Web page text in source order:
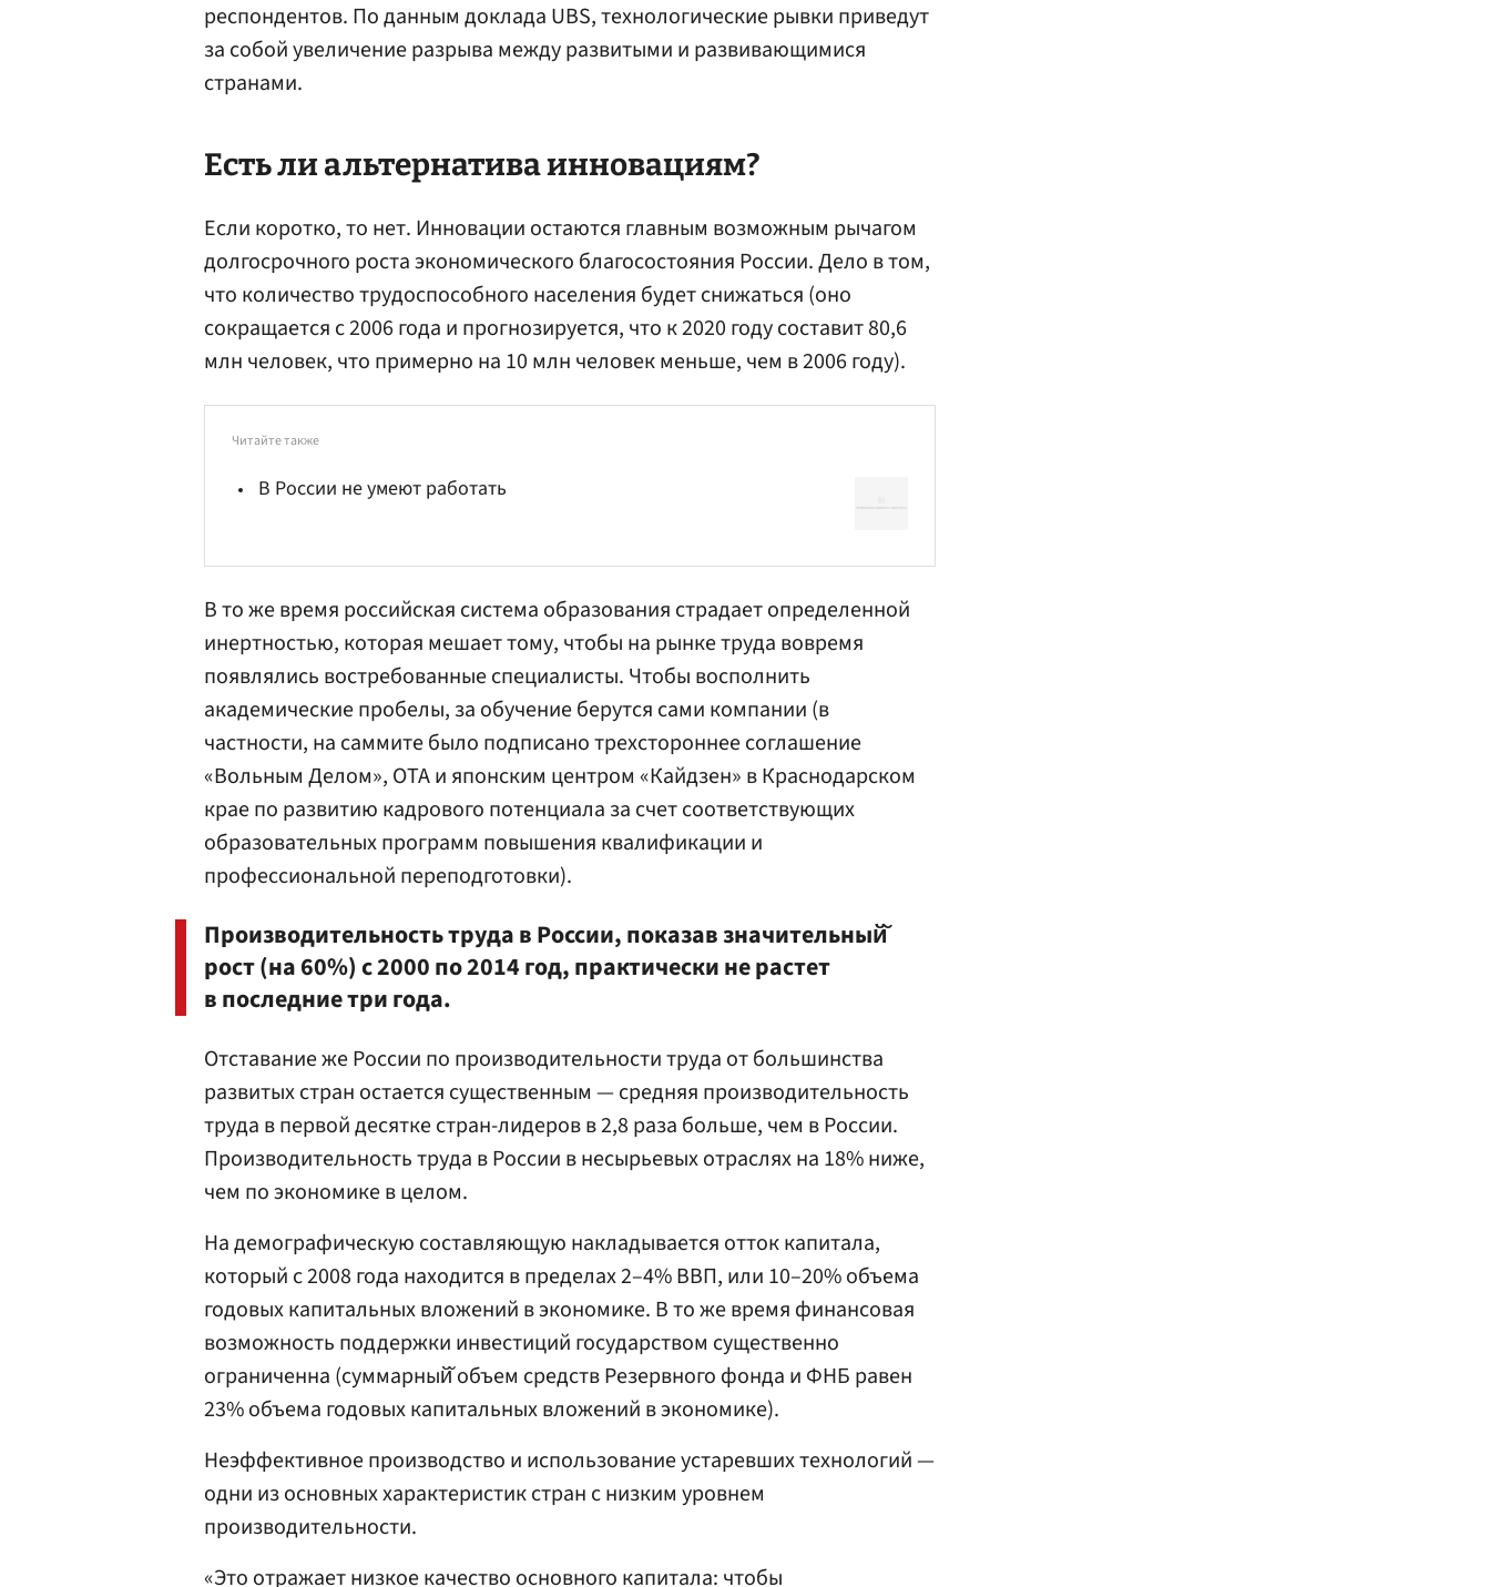
респондентов. По данным доклада UBS, технологические рывки приведут
за собой увеличение разрыва между развитыми и развивающимися
странами.
Есть ли альтернатива инновациям?
Если коротко, то нет. Инновации остаются главным возможным рычагом
долгосрочного роста экономического благосостояния России. Дело в том,
что количество трудоспособного населения будет снижаться (оно
сокращается с 2006 года и прогнозируется, что к 2020 году составит 80,6
млн человек, что примерно на 10 млн человек меньше, чем в 2006 году).
Читайте также
В России не умеют работать
В то же время российская система образования страдает определенной
инертностью, которая мешает тому, чтобы на рынке труда вовремя
появлялись востребованные специалисты. Чтобы восполнить
академические пробелы, за обучение берутся сами компании (в
частности, на саммите было подписано трехстороннее соглашение
«Вольным Делом», ОТА и японским центром «Кайдзен» в Краснодарском
крае по развитию кадрового потенциала за счет соответствующих
образовательных программ повышения квалификации и
профессиональной переподготовки).
Производительность труда в России, показав значительный̆
рост (на 60%) с 2000 по 2014 год, практически не растет
в последние три года.
Отставание же России по производительности труда от большинства
развитых стран остается существенным — средняя производительность
труда в первой десятке стран-лидеров в 2,8 раза больше, чем в России.
Производительность труда в России в несырьевых отраслях на 18% ниже,
чем по экономике в целом.
На демографическую составляющую накладывается отток капитала,
который с 2008 года находится в пределах 2–4% ВВП, или 10–20% объема
годовых капитальных вложений в экономике. В то же время финансовая
возможность поддержки инвестиций государством существенно
ограниченна (суммарный̆ объем средств Резервного фонда и ФНБ равен
23% объема годовых капитальных вложений в экономике).
Неэффективное производство и использование устаревших технологий —
одни из основных характеристик стран с низким уровнем
производительности.
«Это отражает низкое качество основного капитала: чтобы